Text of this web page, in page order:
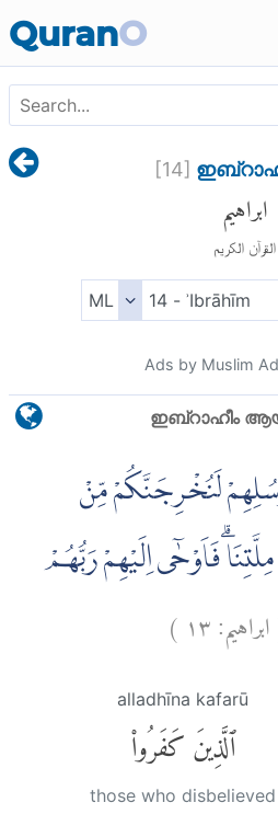
QuranO
[14]
ابراهيم
القرآن الكريم
Ads by Muslim
ഇബ്റാഹീം
لَنُخْرِجَنَّكُمْ مِّنْ
فَاَوْحٰٓى اِلَيْهِمْ رَبُّهُمْ
ابراهيم:١٣ )
alladhīna kafarū
ٱلَّذِينَ كَفَرُوا۟
those who disbelieved